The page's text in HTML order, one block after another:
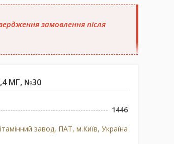
замовлення після
МГ, №30
1446
завод, ПАТ, м.Київ, Україна